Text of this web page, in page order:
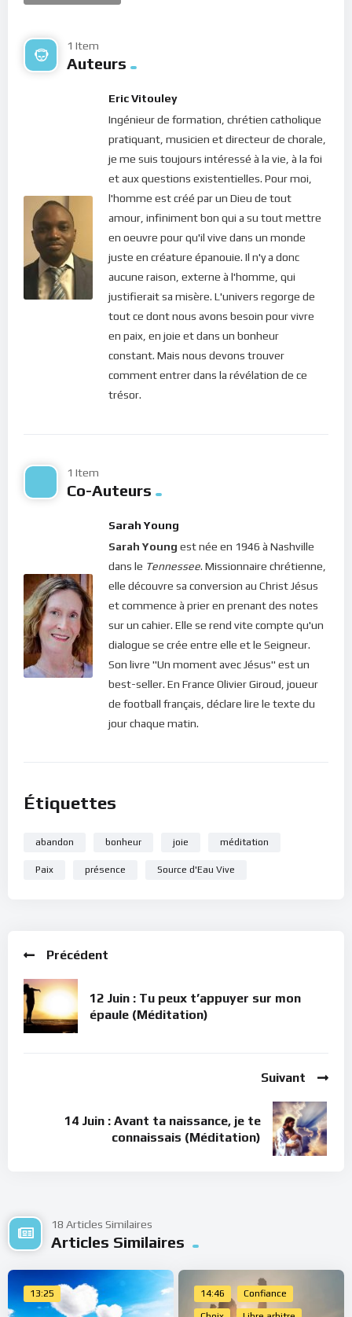
nullement être un désert. Notre Dieu est la Source
intarissable d’eau vive. Mais alors pourquoi serions-nous
Aujourd’hui, le Christ en ramène l’existance à ta conscience.
Lève-toi et deviens lumière et source de bonheur pour le
Bonne méditation.
Pour vous inscrire directement aux publications, veuillez
cliquer ici : [newsletter_button id=2 label=”S’abonner”
design=”twitter”]
Si vous voulez vous inscrire sur le site (afin d’être en mesure
de poster des commentaires) et pour les publications,
veuillez cliquer ici :Inscription
1 Item
Auteurs
Eric Vitouley
Ingénieur de formation, chrétien catholique
pratiquant, musicien et directeur de chorale,
je me suis toujours intéressé à la vie, à la foi
et aux questions existentielles. Pour moi,
l'homme est créé par un Dieu de tout
amour, infiniment bon qui a su tout mettre
en oeuvre pour qu'il vive dans un monde
juste en créature épanouie. Il n'y a donc
aucune raison, externe à l'homme, qui
justifierait sa misère. L'univers regorge de
tout ce dont nous avons besoin pour vivre
en paix, en joie et dans un bonheur
constant. Mais nous devons trouver
comment entrer dans la révélation de ce
trésor.
1 Item
Co-Auteurs
Sarah Young
Sarah Young est née en 1946 à Nashville
dans le Tennessee. Missionnaire chrétienne,
elle découvre sa conversion au Christ Jésus
et commence à prier en prenant des notes
sur un cahier. Elle se rend vite compte qu'un
dialogue se crée entre elle et le Seigneur.
Son livre "Un moment avec Jésus" est un
best-seller. En France Olivier Giroud, joueur
de football français, déclare lire le texte du
jour chaque matin.
Étiquettes
abandon bonheur joie méditation
Paix présence Source d'Eau Vive
Précédent
12 Juin : Tu peux t’appuyer sur mon
épaule (Méditation)
Suivant
14 Juin : Avant ta naissance, je te
connaissais (Méditation)
18 Articles Similaires
Articles Similaires
13:25 14:46 Confiance